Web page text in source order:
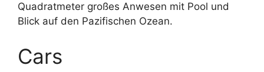
Quadratmeter großes Anwesen mit Pool und
Blick auf den Pazifischen Ozean.
Cars